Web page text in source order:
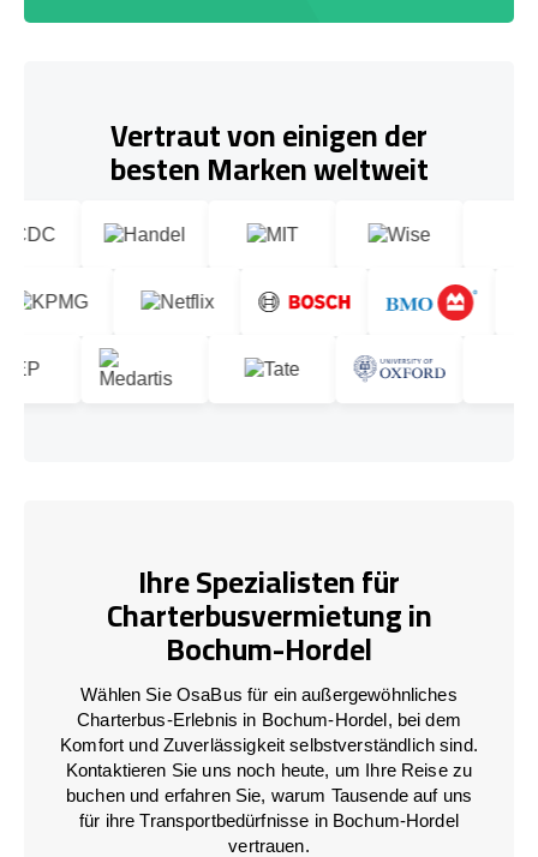
Vertraut von einigen der
besten Marken weltweit
Ihre Spezialisten für
Charterbusvermietung in
Bochum-Hordel
Wählen Sie OsaBus für ein außergewöhnliches
Charterbus-Erlebnis in Bochum-Hordel, bei dem
Komfort und Zuverlässigkeit selbstverständlich sind.
Kontaktieren Sie uns noch heute, um Ihre Reise zu
buchen und erfahren Sie, warum Tausende auf uns
für ihre Transportbedürfnisse in Bochum-Hordel
vertrauen.